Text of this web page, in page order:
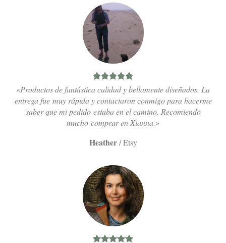
«Productos de fantástica calidad y bellamente diseñados. La
entrega fue muy rápida y contactaron conmigo para hacerme
saber que mi pedido estaba en el camino. Recomiendo
mucho comprar en Xianna.»
Heather /Etsy